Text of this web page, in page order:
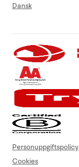
Dansk
Personuppgiftspolicy
Cookies